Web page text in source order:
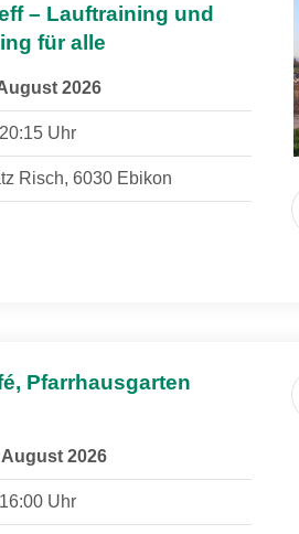
– Lauftraining und
für alle
2026
Uhr
Risch, 6030 Ebikon
Pfarrhausgarten
August 2026
Uhr